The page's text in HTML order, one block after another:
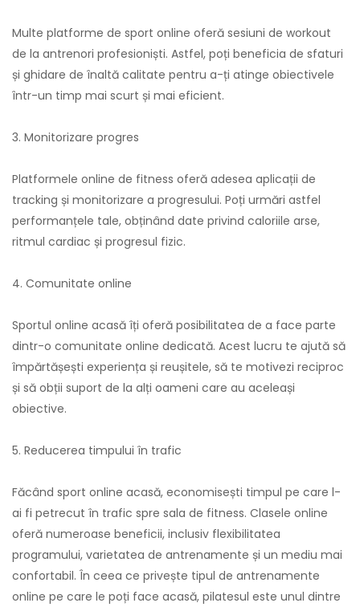
Multe platforme de sport online oferă sesiuni de workout
de la antrenori profesioniști. Astfel, poți beneficia de sfaturi
și ghidare de înaltă calitate pentru a-ți atinge obiectivele
într-un timp mai scurt și mai eficient.
3. Monitorizare progres
Platformele online de fitness oferă adesea aplicații de
tracking și monitorizare a progresului. Poți urmări astfel
performanțele tale, obținând date privind caloriile arse,
ritmul cardiac și progresul fizic.
4. Comunitate online
Sportul online acasă îți oferă posibilitatea de a face parte
dintr-o comunitate online dedicată. Acest lucru te ajută să
împărtășești experiența și reușitele, să te motivezi reciproc
și să obții suport de la alți oameni care au aceleași
obiective.
5. Reducerea timpului în trafic
Făcând sport online acasă, economisești timpul pe care l-
ai fi petrecut în trafic spre sala de fitness. Clasele online
oferă numeroase beneficii, inclusiv flexibilitatea
programului, varietatea de antrenamente și un mediu mai
confortabil. În ceea ce privește tipul de antrenamente
online pe care le poți face acasă, pilatesul este unul dintre